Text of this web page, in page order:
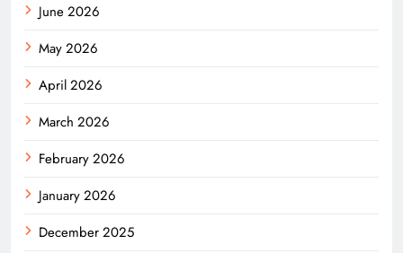
June 2026
May 2026
April 2026
March 2026
February 2026
January 2026
December 2025